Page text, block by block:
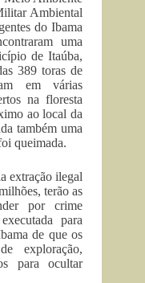
Ambiental
do Ibama
uma
de Itaúba,
389 toras de
em várias
na floresta
ao local da
também uma
queimada.
extração ilegal
terão as
por crime
para
de que os
exploração,
para ocultar